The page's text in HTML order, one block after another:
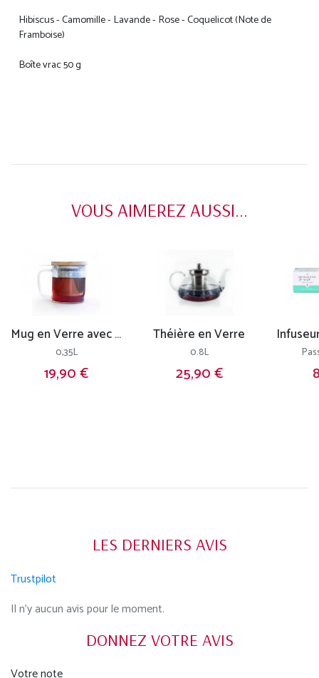
Hibiscus - Camomille - Lavande - Rose - Coquelicot (Note de
Framboise)
Boîte vrac 50 g
VOUS AIMEREZ AUSSI...
Mug en Verre avec Filtre et Couvercle
0,35L
19,90 €
Théière en Verre
0.8L
25,90 €
LES DERNIERS AVIS
Trustpilot
Il n'y aucun avis pour le moment.
DONNEZ VOTRE AVIS